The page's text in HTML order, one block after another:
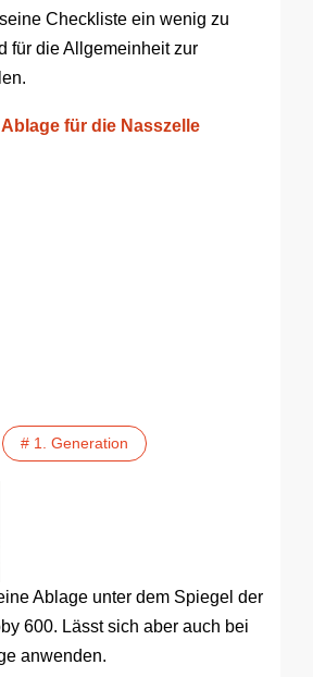
Checkliste ein wenig zu
für die Allgemeinheit zur
Ablage für die Nasszelle
# 1. Generation
Ablage unter dem Spiegel der
600. Lässt sich aber auch bei
anwenden.